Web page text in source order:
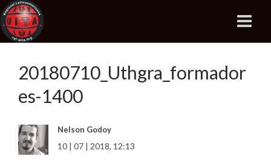
20180710_Uthgra_formador
es-1400
Nelson Godoy
10 | 07 | 2018, 12:13